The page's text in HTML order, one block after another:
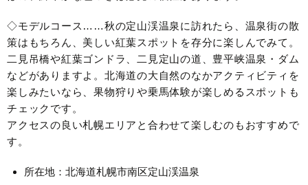
◇モデルコース……秋の定山渓温泉に訪れたら、温泉街の散
策はもちろん、美しい紅葉スポットを存分に楽しんでみて。
二見吊橋や紅葉ゴンドラ、二見定山の道、豊平峡温泉・ダム
などがありますよ。北海道の大自然のなかアクティビティを
楽しみたいなら、果物狩りや乗馬体験が楽しめるスポットも
チェックです。
アクセスの良い札幌エリアと合わせて楽しむのもおすすめで
す。
所在地：北海道札幌市南区定山渓温泉